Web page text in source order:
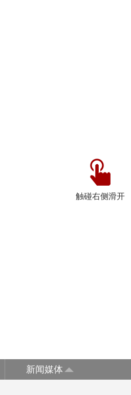
触碰右侧滑开
新闻媒体